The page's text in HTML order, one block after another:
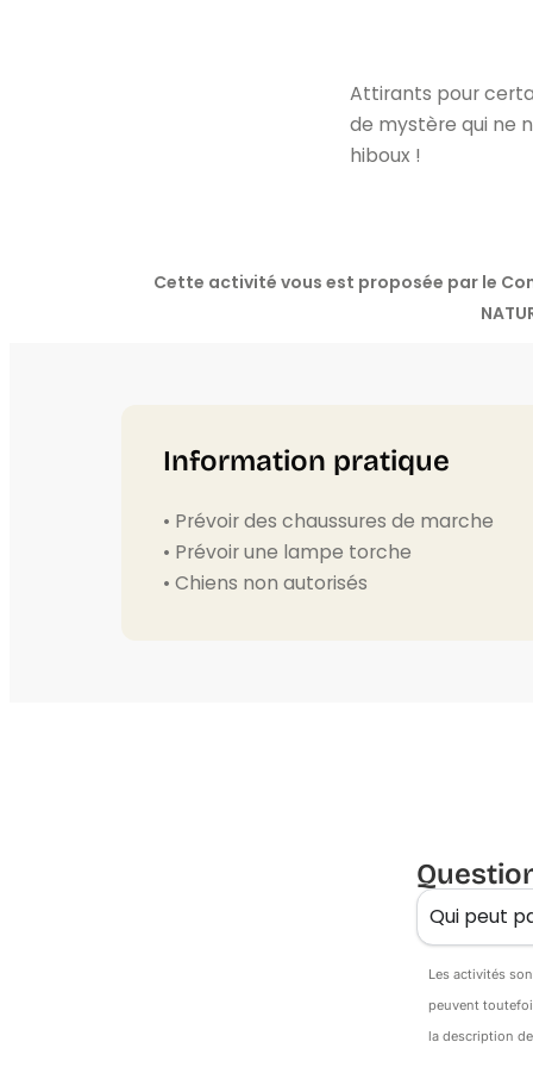
Attirants pour
de mystère qui ne
hiboux !
Cette activité vous est proposée par le
Information pratique
• Prévoir des chaussures de marche
• Prévoir une lampe torche
• Chiens non autorisés
Qui peut
Les activités
peuvent
la description